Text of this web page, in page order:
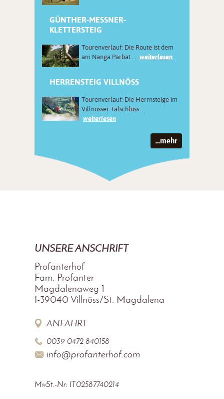
GÜNTHER-MESSNER-
KLETTERSTEIG
Tourenverlauf: Die Route ist dem
am Nanga Parbat ... weiterlesen
HERRENSTEIG VILLNÖSS
Tourenverlauf: Die Herrnsteige im
Villnösser Talschluss ...
weiterlesen
...mehr
UNSERE ANSCHRIFT
Profanterhof
Fam. Profanter
Magdalenaweg 1
I-39040 Villnöss/St. Magdalena
ANFAHRT
0039 0472 840158
info@profanterhof.com
MwSt.-Nr: IT02587740214